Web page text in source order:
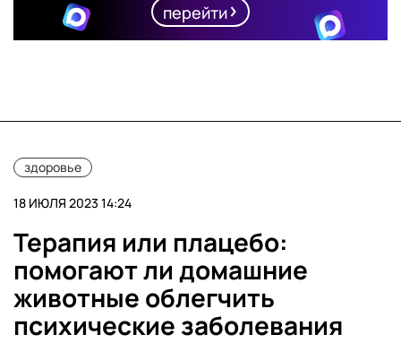
перейти
здоровье
18 ИЮЛЯ 2023 14:24
Терапия или плацебо:
помогают ли домашние
животные облегчить
психические заболевания